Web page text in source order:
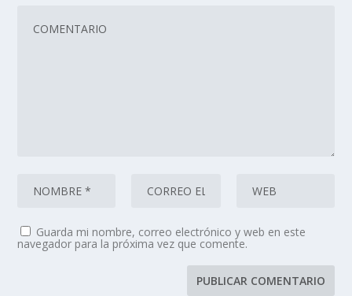
Guarda mi nombre, correo electrónico y web en este
navegador para la próxima vez que comente.